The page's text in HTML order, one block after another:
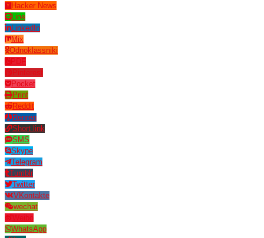
Hacker News
Line
LinkedIn
Mix
Odnoklassniki
PDF
Pinterest
Pocket
Print
Reddit
Renren
Short link
SMS
Skype
Telegram
Tumblr
Twitter
VKontakte
wechat
Weibo
WhatsApp